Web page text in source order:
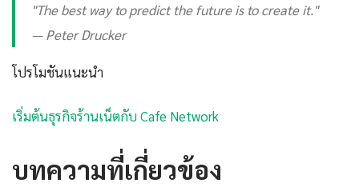
"The best way to predict the future is to create it."
— Peter Drucker
โปรโมชันแนะนำ
เริ่มต้นธุรกิจร้านเน็ตกับ Cafe Network
บทความที่เกี่ยวข้อง